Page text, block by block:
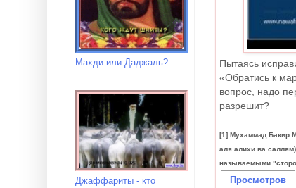
Пытаясь
«Обратись к
вопрос, надо
разрешит?
[1] Мухаммад Бакир
аля алихи ва
называемыми
Просмотров
Махди или Даджаль?
Джаффариты - кто